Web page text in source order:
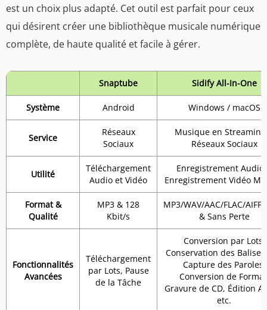
est un choix plus adapté. Cet outil est parfait pour ceux
qui désirent créer une bibliothèque musicale numérique
complète, de haute qualité et facile à gérer.
Snaptube Sidify All-In-One
Système Android Windows / macOS
Service
Réseaux
Sociaux
Musique en
Réseaux Sociaux
Utilité
Téléchargement
Audio et Vidéo
Enregistrement Audio
Enregistrement Vidéo
Format &
Qualité
MP3 & 128
Kbit/s
MP3/WAV/AAC/FLAC/AIFF/
& Sans Perte
Fonctionnalités
Avancées
Téléchargement
par Lots, Pause
de la Tâche
Conversion par Lots,
Conservation des Balises
Capture des Paroles,
Conversion de
Gravure de CD, Édition
etc.